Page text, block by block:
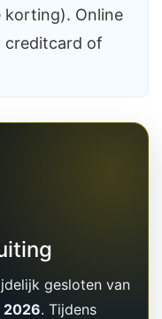
korting). Online
creditcard of
gesloten van
2026. Tijdens